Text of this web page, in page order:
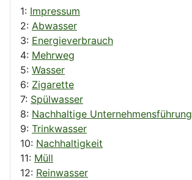
1: Impressum
2: Abwasser
3: Energieverbrauch
4: Mehrweg
5: Wasser
6: Zigarette
7: Spülwasser
8: Nachhaltige Unternehmensführung
9: Trinkwasser
10: Nachhaltigkeit
11: Müll
12: Reinwasser